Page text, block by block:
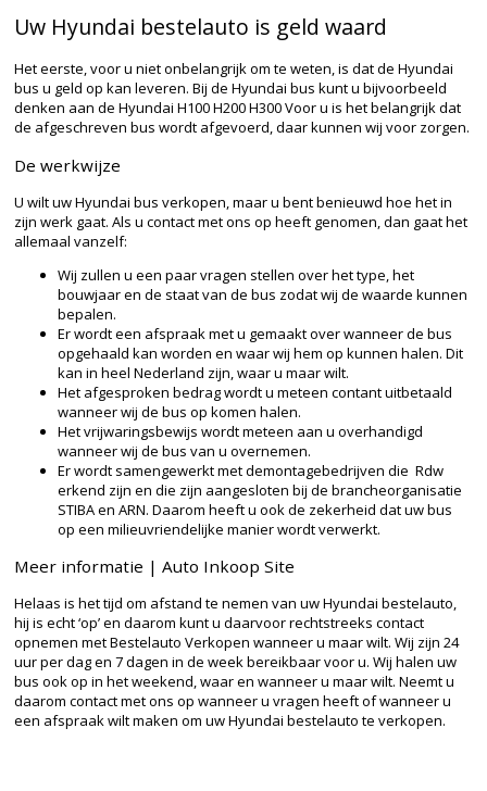
Uw Hyundai bestelauto is geld waard
Het eerste, voor u niet onbelangrijk om te weten, is dat de Hyundai
bus u geld op kan leveren. Bij de Hyundai bus kunt u bijvoorbeeld
denken aan de Hyundai H100 H200 H300 Voor u is het belangrijk dat
de afgeschreven bus wordt afgevoerd, daar kunnen wij voor zorgen.
De werkwijze
U wilt uw Hyundai bus verkopen, maar u bent benieuwd hoe het in
zijn werk gaat. Als u contact met ons op heeft genomen, dan gaat het
allemaal vanzelf:
Wij zullen u een paar vragen stellen over het type, het
bouwjaar en de staat van de bus zodat wij de waarde kunnen
bepalen.
Er wordt een afspraak met u gemaakt over wanneer de bus
opgehaald kan worden en waar wij hem op kunnen halen. Dit
kan in heel Nederland zijn, waar u maar wilt.
Het afgesproken bedrag wordt u meteen contant uitbetaald
wanneer wij de bus op komen halen.
Het vrijwaringsbewijs wordt meteen aan u overhandigd
wanneer wij de bus van u overnemen.
Er wordt samengewerkt met demontagebedrijven die Rdw
erkend zijn en die zijn aangesloten bij de brancheorganisatie
STIBA en ARN. Daarom heeft u ook de zekerheid dat uw bus
op een milieuvriendelijke manier wordt verwerkt.
Meer informatie | Auto Inkoop Site
Helaas is het tijd om afstand te nemen van uw Hyundai bestelauto,
hij is echt ‘op’ en daarom kunt u daarvoor rechtstreeks contact
opnemen met Bestelauto Verkopen wanneer u maar wilt. Wij zijn 24
uur per dag en 7 dagen in de week bereikbaar voor u. Wij halen uw
bus ook op in het weekend, waar en wanneer u maar wilt. Neemt u
daarom contact met ons op wanneer u vragen heeft of wanneer u
een afspraak wilt maken om uw Hyundai bestelauto te verkopen.